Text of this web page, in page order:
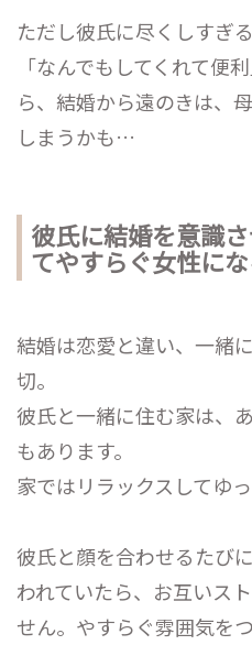
ただし彼氏に尽くしすぎ
「なんでもしてくれて便
ら、結婚から遠のきは、
しまうかも…
彼氏に結婚を意識
てやすらぐ女性に
結婚は恋愛と違い、一緒
切。
彼氏と一緒に住む家は、
もあります。
家ではリラックスしてゆ
彼氏と顔を合わせるたび
われていたら、お互いス
せん。やすらぐ雰囲気を